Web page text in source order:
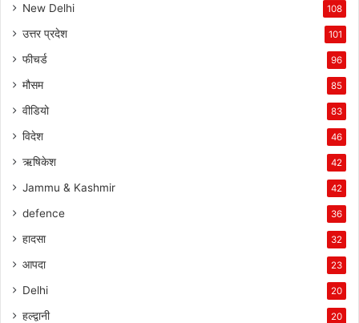
New Delhi 108
उत्तर प्रदेश 101
फीचर्ड 96
मौसम 85
वीडियो 83
विदेश 46
ऋषिकेश 42
Jammu & Kashmir 42
defence 36
हादसा 32
आपदा 23
Delhi 20
हल्द्वानी 20